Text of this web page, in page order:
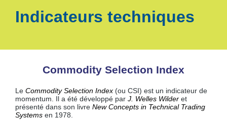
Indicateurs techniques
Commodity Selection Index
Le Commodity Selection Index (ou CSI) est un indicateur de
momentum. Il a été développé par J. Welles Wilder et
présenté dans son livre New Concepts in Technical Trading
Systems en 1978.